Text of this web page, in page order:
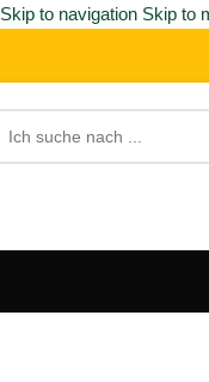
Skip to navigation Skip to